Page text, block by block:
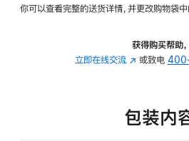
转
的
你可以查看完整的送货详情，并更改购物袋中
获得购买帮助，
立即在线交流 (在
中
或致电
包装内